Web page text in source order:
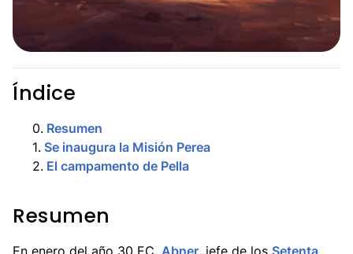
Índice
0. Resumen
1. Se inaugura la Misión Perea
2. El campamento de Pella
Resumen
En enero del año 30 EC, Abner, jefe de los Setenta